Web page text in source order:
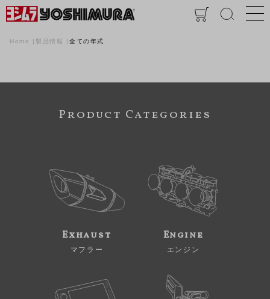
Home 製品情報 全ての年式
Product Categories
Exhaust
マフラー
Engine
エンジン